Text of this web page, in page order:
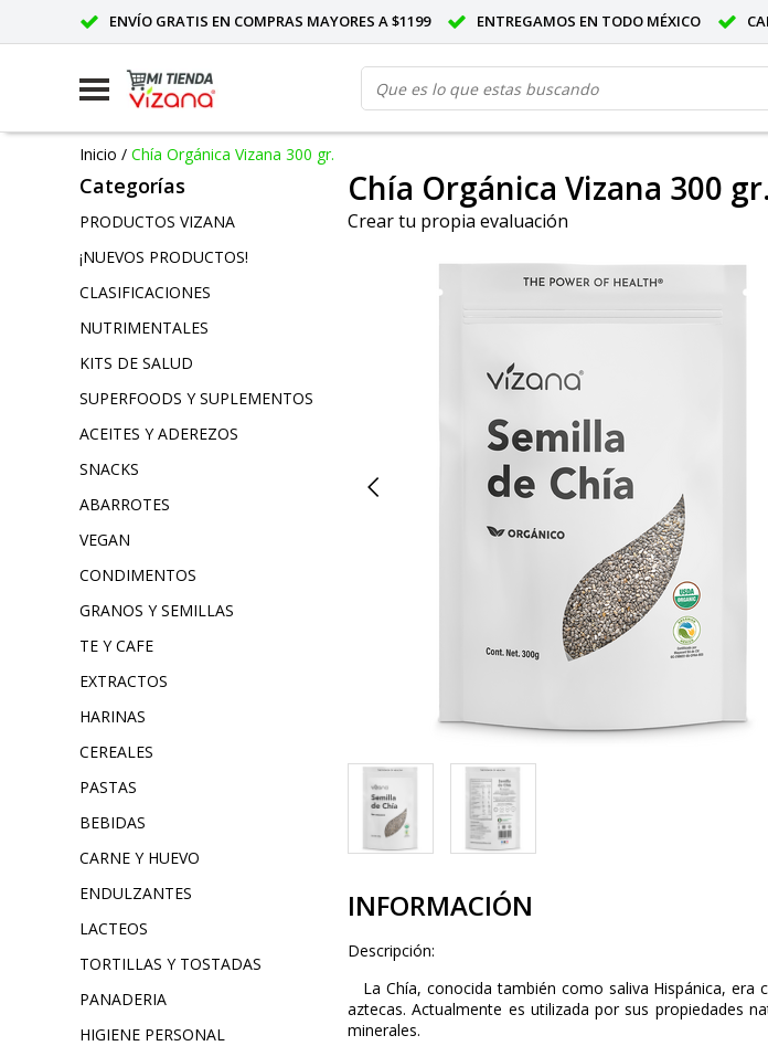
ENVÍO GRATIS EN COMPRAS MAYORES A $1199 ENTREGAMOS EN TODO MÉXICO
Inicio / Chía Orgánica Vizana 300 gr.
Categorías
PRODUCTOS VIZANA
¡NUEVOS PRODUCTOS!
CLASIFICACIONES
NUTRIMENTALES
KITS DE SALUD
SUPERFOODS Y SUPLEMENTOS
ACEITES Y ADEREZOS
SNACKS
ABARROTES
VEGAN
CONDIMENTOS
GRANOS Y SEMILLAS
TE Y CAFE
EXTRACTOS
HARINAS
CEREALES
PASTAS
BEBIDAS
CARNE Y HUEVO
ENDULZANTES
LACTEOS
TORTILLAS Y TOSTADAS
PANADERIA
HIGIENE PERSONAL
Chía Orgánica Vizana 300 gr.
Crear tu propia evaluación
INFORMACIÓN
Descripción:
La Chía, conocida también como saliva Hispánica, era
aztecas. Actualmente es utilizada por sus propiedades
minerales.